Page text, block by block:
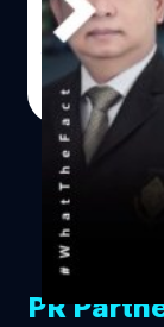
เสร็จ และได้
และนำไปติดห
สอบ (โดยภา
รายงาน ส.ส
คะแนนของห
และคะแนนจ
Report อย่า
คะแนนได้อย่
ระบบ ECT…
โดยมีเนื้อหามุ่
ในชาติ พร้อม
https://
มาล่าสุดนี้ทา
กกต. ก็ได้ปล่
มาร์ช กกต.”
ท่วงทำนองป
ทำงานด้วยค
ความบริสุทธิ์
“สุจริต”ทั้งบ้า
บทเพลงนี้แต่ง
ธีรพงศ์ เสรีสำร
Read More
PR